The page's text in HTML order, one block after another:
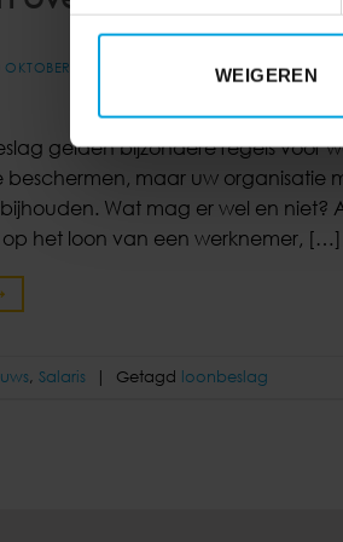
WEIGEREN
OKTOBER 2019
gelden bijzondere regels
beschermen, maar uw organisatie
Wat mag er wel en
het loon van een werknemer, […]
, Salaris | Getagd loonbeslag